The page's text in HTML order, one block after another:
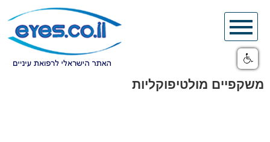
Skip
content
משקפיים מולטיפוקליות